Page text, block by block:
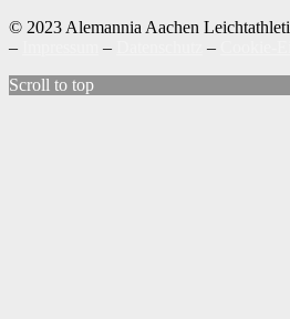
© 2023 Alemannia Aachen
–
– –
Scroll to top